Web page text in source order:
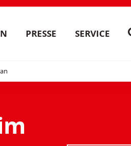
PRESSE SERVICE